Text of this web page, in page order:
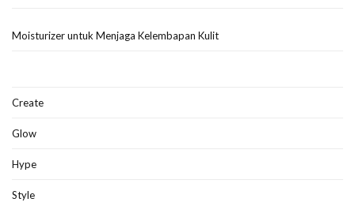
Moisturizer untuk Menjaga Kelembapan Kulit
Create
Glow
Hype
Style